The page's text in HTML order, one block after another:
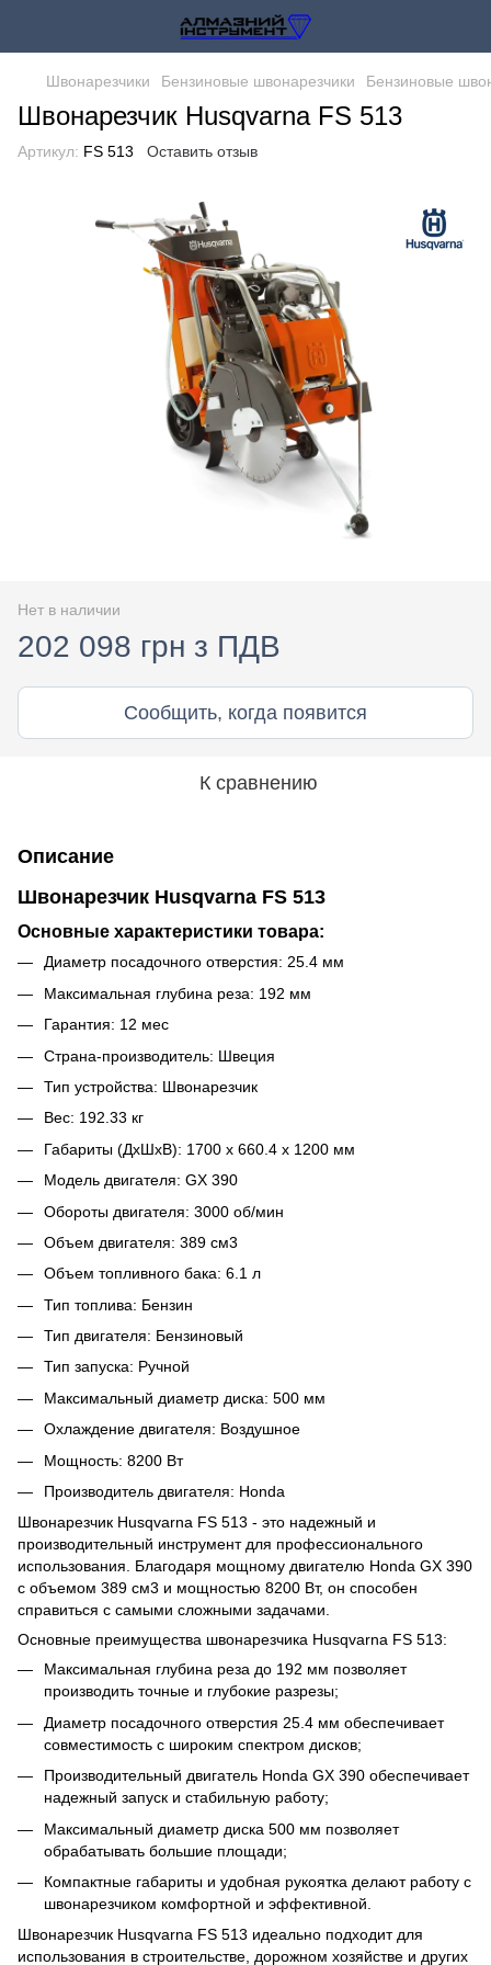
Швонарезчики Бензиновые швонарезчики Бензиновые
Швонарезчик Husqvarna FS 513
Артикул: FS 513 Оставить отзыв
Нет в наличии
202 098 грн з ПДВ
Сообщить, когда появится
К сравнению
Описание
Швонарезчик Husqvarna FS 513
Основные характеристики товара:
Диаметр посадочного отверстия: 25.4 мм
Максимальная глубина реза: 192 мм
Гарантия: 12 мес
Страна-производитель: Швеция
Тип устройства: Швонарезчик
Вес: 192.33 кг
Габариты (ДхШхВ): 1700 х 660.4 х 1200 мм
Модель двигателя: GX 390
Обороты двигателя: 3000 об/мин
Объем двигателя: 389 см3
Объем топливного бака: 6.1 л
Тип топлива: Бензин
Тип двигателя: Бензиновый
Тип запуска: Ручной
Максимальный диаметр диска: 500 мм
Охлаждение двигателя: Воздушное
Мощность: 8200 Вт
Производитель двигателя: Honda
Швонарезчик Husqvarna FS 513 - это надежный и
производительный инструмент для профессионального
использования. Благодаря мощному двигателю Honda GX 390
с объемом 389 см3 и мощностью 8200 Вт, он способен
справиться с самыми сложными задачами.
Основные преимущества швонарезчика Husqvarna FS 513:
Максимальная глубина реза до 192 мм позволяет
производить точные и глубокие разрезы;
Диаметр посадочного отверстия 25.4 мм обеспечивает
совместимость с широким спектром дисков;
Производительный двигатель Honda GX 390 обеспечивает
надежный запуск и стабильную работу;
Максимальный диаметр диска 500 мм позволяет
обрабатывать большие площади;
Компактные габариты и удобная рукоятка делают работу с
швонарезчиком комфортной и эффективной.
Швонарезчик Husqvarna FS 513 идеально подходит для
использования в строительстве, дорожном хозяйстве и других